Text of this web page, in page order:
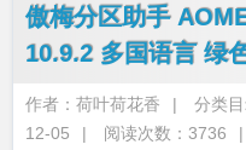
傲梅分区助手
10.9.2 多国语言 绿
作者：荷叶荷花香 | 分类目
12-05
| 阅读次数：3736 |